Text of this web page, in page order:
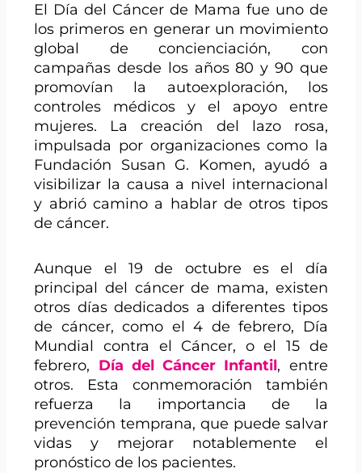
El Día del Cáncer de Mama fue uno de
los primeros en generar un movimiento
global de concienciación, con
campañas desde los años 80 y 90 que
promovían la autoexploración, los
controles médicos y el apoyo entre
mujeres. La creación del lazo rosa,
impulsada por organizaciones como la
Fundación Susan G. Komen, ayudó a
visibilizar la causa a nivel internacional
y abrió camino a hablar de otros tipos
de cáncer.
Aunque el 19 de octubre es el día
principal del cáncer de mama, existen
otros días dedicados a diferentes tipos
de cáncer, como el 4 de febrero, Día
Mundial contra el Cáncer, o el 15 de
febrero, Día del Cáncer Infantil, entre
otros. Esta conmemoración también
refuerza la importancia de la
prevención temprana, que puede salvar
vidas y mejorar notablemente el
pronóstico de los pacientes.